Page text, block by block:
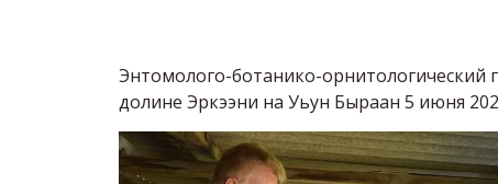
Энтомолого-ботанико-орнитологический
долине Эркээни на Уьун Быраан 5 июня